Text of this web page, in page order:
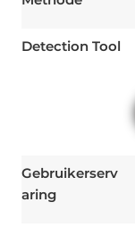
Detection Tool
Gebruikerserv
aring